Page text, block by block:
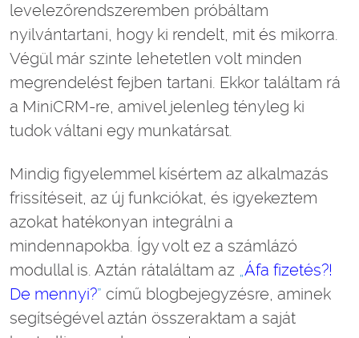
levelezőrendszeremben próbáltam
nyilvántartani, hogy ki rendelt, mit és mikorra.
Végül már szinte lehetetlen volt minden
megrendelést fejben tartani. Ekkor találtam rá
a MiniCRM-re, amivel jelenleg tényleg ki
tudok váltani egy munkatársat.
Mindig figyelemmel kísértem az alkalmazás
frissítéseit, az új funkciókat, és igyekeztem
azokat hatékonyan integrálni a
mindennapokba. Így volt ez a számlázó
modullal is. Aztán rátaláltam az „Áfa fizetés?!
De mennyi?” című blogbejegyzésre, aminek
segítségével aztán összeraktam a saját